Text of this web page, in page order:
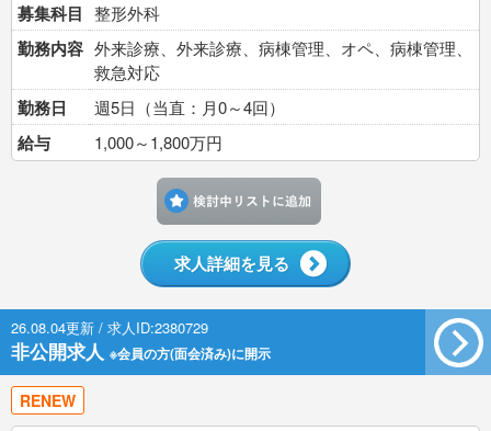
募集科目 整形外科
勤務内容 外来診療、外来診療、病棟管理、オペ、病棟管理、
救急対応
勤務日 週5日（当直：月0～4回）
給与 1,000～1,800万円
求人詳細を見る
26.08.04更新 / 求人ID:2380729
非公開求人 ※会員の方(面会済み)に開示
RENEW